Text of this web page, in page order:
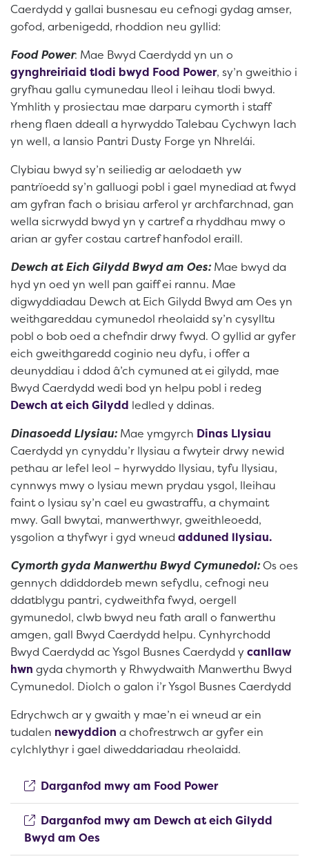
Caerdydd y gallai busnesau eu cefnogi gydag amser,
gofod, arbenigedd, rhoddion neu gyllid:
Food Power: Mae Bwyd Caerdydd yn un o
gynghreiriaid tlodi bwyd Food Power, sy’n gweithio i
gryfhau gallu cymunedau lleol i leihau tlodi bwyd.
Ymhlith y prosiectau mae darparu cymorth i staff
rheng flaen ddeall a hyrwyddo Talebau Cychwyn Iach
yn well, a lansio Pantri Dusty Forge yn Nhrelái.
Clybiau bwyd sy’n seiliedig ar aelodaeth yw
pantrïoedd sy’n galluogi pobl i gael mynediad at fwyd
am gyfran fach o brisiau arferol yr archfarchnad, gan
wella sicrwydd bwyd yn y cartref a rhyddhau mwy o
arian ar gyfer costau cartref hanfodol eraill.
Dewch at Eich Gilydd Bwyd am Oes: Mae bwyd da
hyd yn oed yn well pan gaiff ei rannu. Mae
digwyddiadau Dewch at Eich Gilydd Bwyd am Oes yn
weithgareddau cymunedol rheolaidd sy’n cysylltu
pobl o bob oed a chefndir drwy fwyd. O gyllid ar gyfer
eich gweithgaredd coginio neu dyfu, i offer a
deunyddiau i ddod â’ch cymuned at ei gilydd, mae
Bwyd Caerdydd wedi bod yn helpu pobl i redeg
Dewch at eich Gilydd ledled y ddinas.
Dinasoedd Llysiau: Mae ymgyrch Dinas Llysiau
Caerdydd yn cynyddu’r llysiau a fwyteir drwy newid
pethau ar lefel leol – hyrwyddo llysiau, tyfu llysiau,
cynnwys mwy o lysiau mewn prydau ysgol, lleihau
faint o lysiau sy’n cael eu gwastraffu, a chymaint
mwy. Gall bwytai, manwerthwyr, gweithleoedd,
ysgolion a thyfwyr i gyd wneud adduned llysiau.
Cymorth gyda Manwerthu Bwyd Cymunedol:Os oes
gennych ddiddordeb mewn sefydlu, cefnogi neu
ddatblygu pantri, cydweithfa fwyd, oergell
gymunedol, clwb bwyd neu fath arall o fanwerthu
amgen, gall Bwyd Caerdydd helpu. Cynhyrchodd
Bwyd Caerdydd ac Ysgol Busnes Caerdydd ycanllaw
hwn gyda chymorth y Rhwydwaith Manwerthu Bwyd
Cymunedol. Diolch o galon i’r Ysgol Busnes Caerdydd
Edrychwch ar y gwaith y mae’n ei wneud ar ein
tudalen newyddion a chofrestrwch ar gyfer ein
cylchlythyr i gael diweddariadau rheolaidd.
Darganfod mwy am Food Power(opens new
Darganfod mwy am Dewch at eich Gilydd
Bwyd am Oes(opens new window)